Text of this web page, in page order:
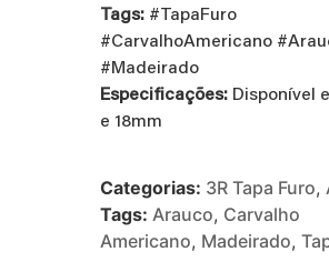
Tags: #TapaFuro
#CarvalhoAmericano
#Madeirado
Especificações: Disponível
e 18mm
Categorias: 3R Tapa Furo,
Tags: Arauco, Carvalho
Americano, Madeirado,